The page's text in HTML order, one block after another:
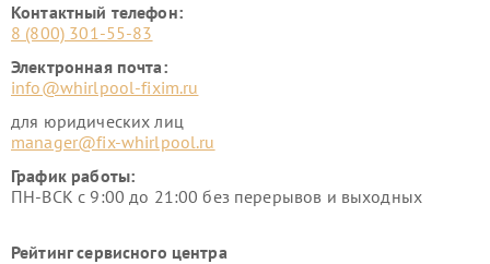
Контактный телефон:
8 (800) 301-55-83
Электронная почта:
info@whirlpool-fixim.ru
для юридических лиц
manager@fix-whirlpool.ru
График работы:
ПН-ВСК с 9:00 до 21:00 без перерывов и выходных
Рейтинг сервисного центра